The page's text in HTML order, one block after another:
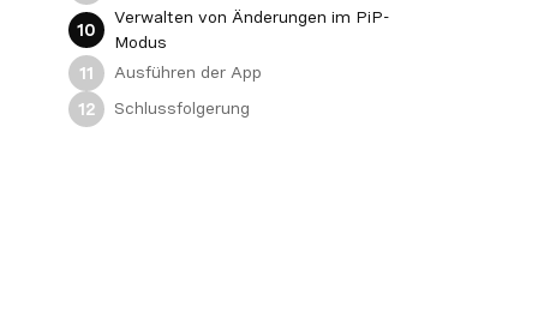
10
Verwalten von Änderungen im PiP-
Modus
11
Ausführen der App
12
Schlussfolgerung